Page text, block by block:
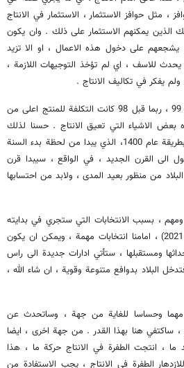
، مثل حوافز الاستثمار ، الاستثمار في الانتاج
الذين يمكنهم الاستثمار على ذلك . وان يكون
يشجعهم على دخول هذه الاعمال ، او الا تزيد
للاسف ، اي لم تؤخذ التوجيهات اللازمة ،
يفكر في تكاليف الانتاج .
في احدى السنوات ، ربما لم تكن 99 ، ربما قبل 98 كانت التكلفة للمنتج اعلى من
بعض الاشياء التي تعيق الانتاج . حسنا لذلك
بدانا في 99 هذه الحركة الثورية بطريقة عام 1400، الذي يبدا من لحظة بدء السنة
الى القرن الجديد ، في الواقع ، سيبدا قرن
من منظور بعيد المدى ، ولابد من احتسابها
عام حساس ومهم ، بسبب الانتخابات التي ستجري في بدايته
، في خرداد 1400 ( يونيو حزيان 2021) ، امامنا انتخابات مهمة ، ويمكن ان يكون
ومستقبلها ، ستأتي ادارات جديدة الى راس
البلاد بدوافع متنوعة وقوية ، ان شاء الله ،
مهما وحساسا للغاية من جهة ، وساتحدث عن
، ساكتفي هنا بهذا القدر . من جهة اخرى ، ايضا
الى حد ما ، انتجت الطفرة في الانتاج حركة ما ، هذا
جيدة للازدهار الطفرة في الانتاج ، يجب الاستفادة من